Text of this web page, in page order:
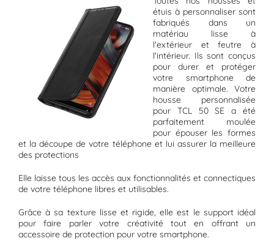
étuis à personnaliser sont
fabriqués dans un
matériau lisse à
l'extérieur et feutre à
l'intérieur. Ils sont conçus
pour durer et protéger
votre smartphone de
manière optimale. Votre
housse personnalisée
pour TCL 50 SE a été
parfaitement moulée
pour épouser les formes
et la découpe de votre téléphone et lui assurer la meilleure
des protections
Elle laisse tous les accès aux fonctionnalités et connectiques
de votre téléphone libres et utilisables.
Grâce à sa texture lisse et rigide, elle est le support idéal
pour faire parler votre créativité tout en offrant un
accessoire de protection pour votre smartphone.